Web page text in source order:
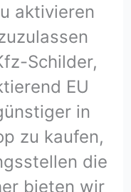
aktivieren
Schilder,
EU
in
zu kaufen,
die
bieten wir